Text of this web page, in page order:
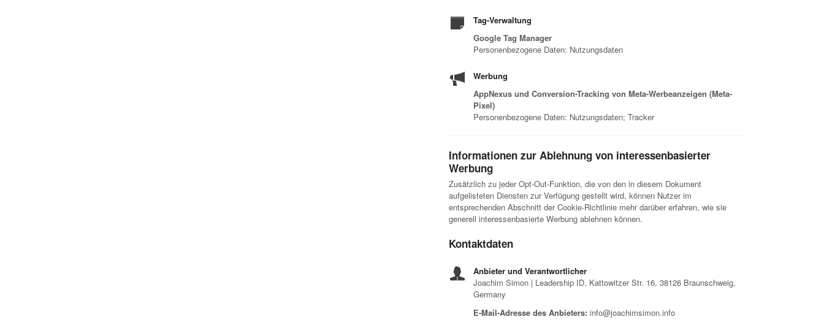
Tag-Verwaltung
Google Tag Manager
Personenbezogene Daten: Nutzungsdaten
Werbung
AppNexus und Conversion-Tracking von Meta-Werbeanzeigen (Meta-
Pixel)
Personenbezogene Daten: Nutzungsdaten; Tracker
Informationen zur Ablehnung von interessenbasierter
Werbung
Zusätzlich zu jeder Opt-Out-Funktion, die von den in diesem Dokument
aufgelisteten Diensten zur Verfügung gestellt wird, können Nutzer im
entsprechenden Abschnitt der Cookie-Richtlinie mehr darüber erfahren, wie sie
generell interessenbasierte Werbung ablehnen können.
Kontaktdaten
Anbieter und Verantwortlicher
Joachim Simon | Leadership ID, Kattowitzer Str. 16, 38126 Braunschweig,
Germany
E-Mail-Adresse des Anbieters: info@joachimsimon.info